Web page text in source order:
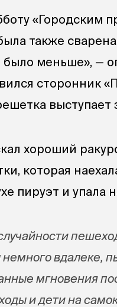
«Городским
также
меньше», —
сторонник
выступает
хороший
которая
пируэт и упала
немного вдалеке,
мгновения
и дети на